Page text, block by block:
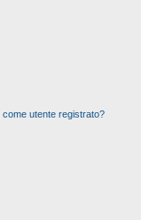
come utente registrato?